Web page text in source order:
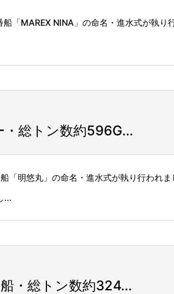
「MAREX NINA」の命名・進水式が執り
・総トン数約596G...
「明悠丸」の命名・進水式が執り行われま
...
・総トン数約324...